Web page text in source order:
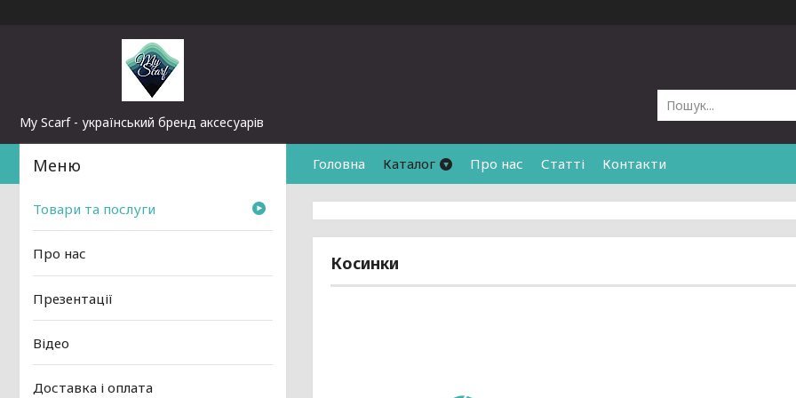
My Scarf - український бренд аксесуарів
Головна Каталог Про нас Статті Контакти
Косинки
Товари та послуги
Про нас
Презентації
Відео
Доставка і оплата